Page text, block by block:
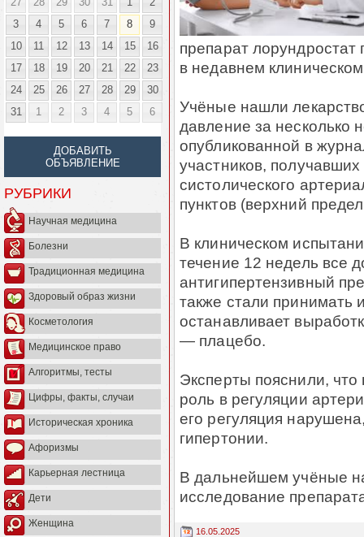
3
4 5 6 7 8
9
10
11 12 13 14 15
16
17
18 19 20 21 22
23
24
25 26 27 28 29
30
31
1 2 3 4 5 6
ДОБАВИТЬ
ОБЪЯВЛЕНИЕ
РУБРИКИ
Научная медицина
Болезни
Традиционная медицина
Здоровый образ жизни
Косметология
Медицинское право
Алгоритмы, тесты
Цифры, факты, случаи
Историческая хроника
Афоризмы
Карьерная лестница
Дети
Женщина
препарат
в недавнем
Учёные нашли
давление за несколько
опубликованной в
участников,
систолического
пунктов (верхний
В клиническом
течение 12 недель все
антигипертензивный
также стали принимать
останавливает
— плацебо.
Эксперты пояснили,
роль в регуляции
его регуляция
гипертонии.
В дальнейшем учёные
исследование
16.05.2025